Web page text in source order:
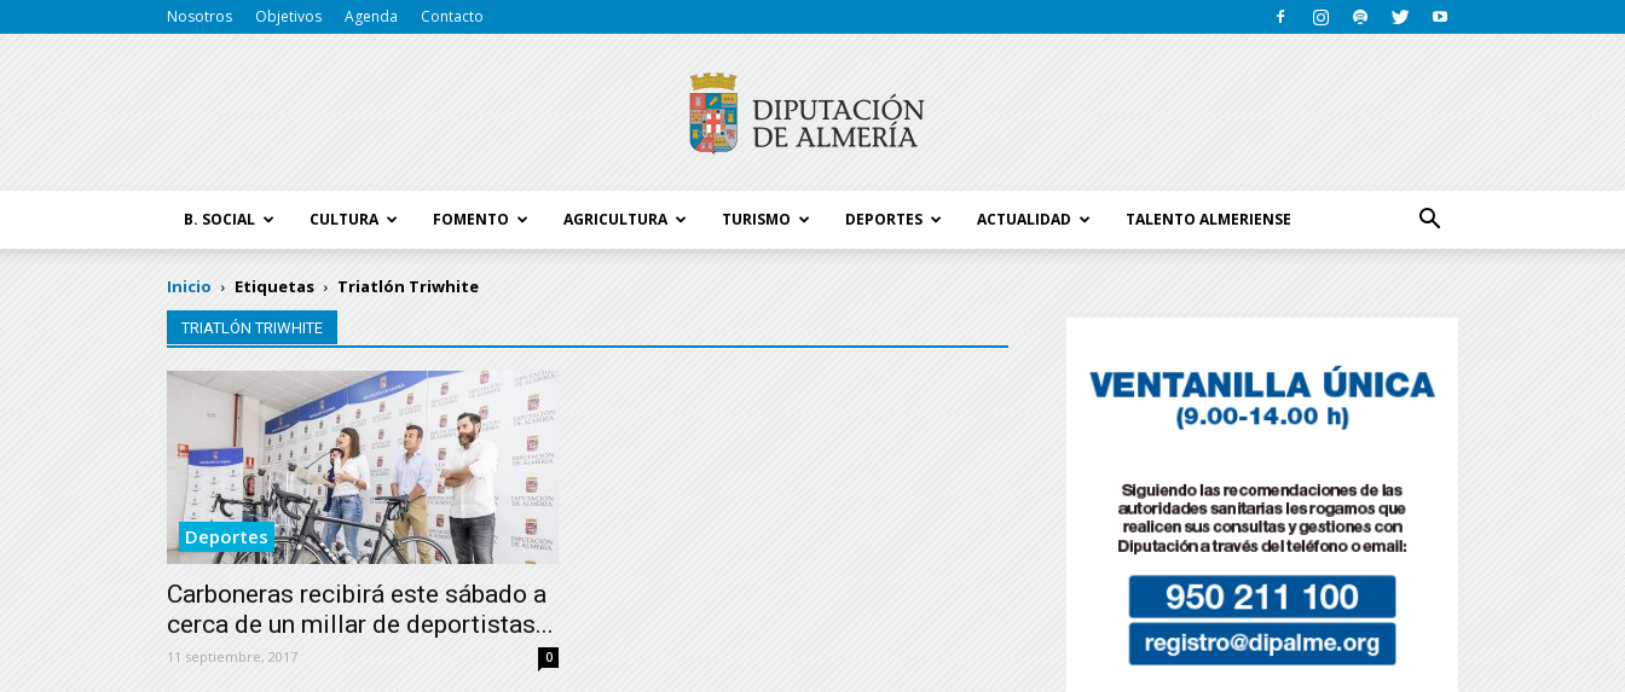
Nosotros Objetivos Agenda Contacto
B. SOCIAL CULTURA FOMENTO AGRICULTURA TURISMO DEPORTES ACTUALIDAD TALENTO ALMERIENSE
Inicio Etiquetas Triatlón Triwhite
TRIATLÓN TRIWHITE
Deportes
Carboneras recibirá este sábado a
cerca de un millar de deportistas...
11 septiembre, 2017 0